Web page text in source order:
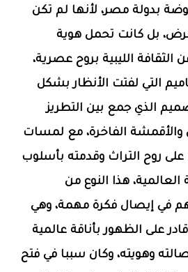
بدولة مصر، لأنها لم تكن
بل كانت تحمل هوية
الثقافة الليبية بروح عصرية،
التي لفتت الأنظار بشكل
الذي جمع بين التطريز
والأقمشة الفاخرة، مع لمسات
روح التراث وقدمته بأسلوب
هذا النوع من
في إيصال فكرة مهمة، وهي
قادر على الظهور بأناقة عالمية
وهويته، وكان سببا في فتح